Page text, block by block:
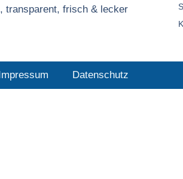
transparent, frisch & lecker
Impressum Datenschutz